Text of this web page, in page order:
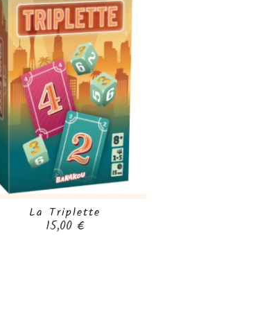
La Triplette
Prix
15,00 €